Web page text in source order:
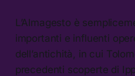
L’Almagesto è
importanti e influenti
dell’antichità, in cui
precedenti scoperte di